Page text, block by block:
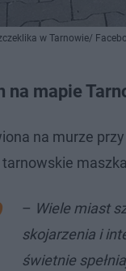
w Tarnowie/
na mapie
na murze
– Wiele miast
skojarzenia i
świetnie